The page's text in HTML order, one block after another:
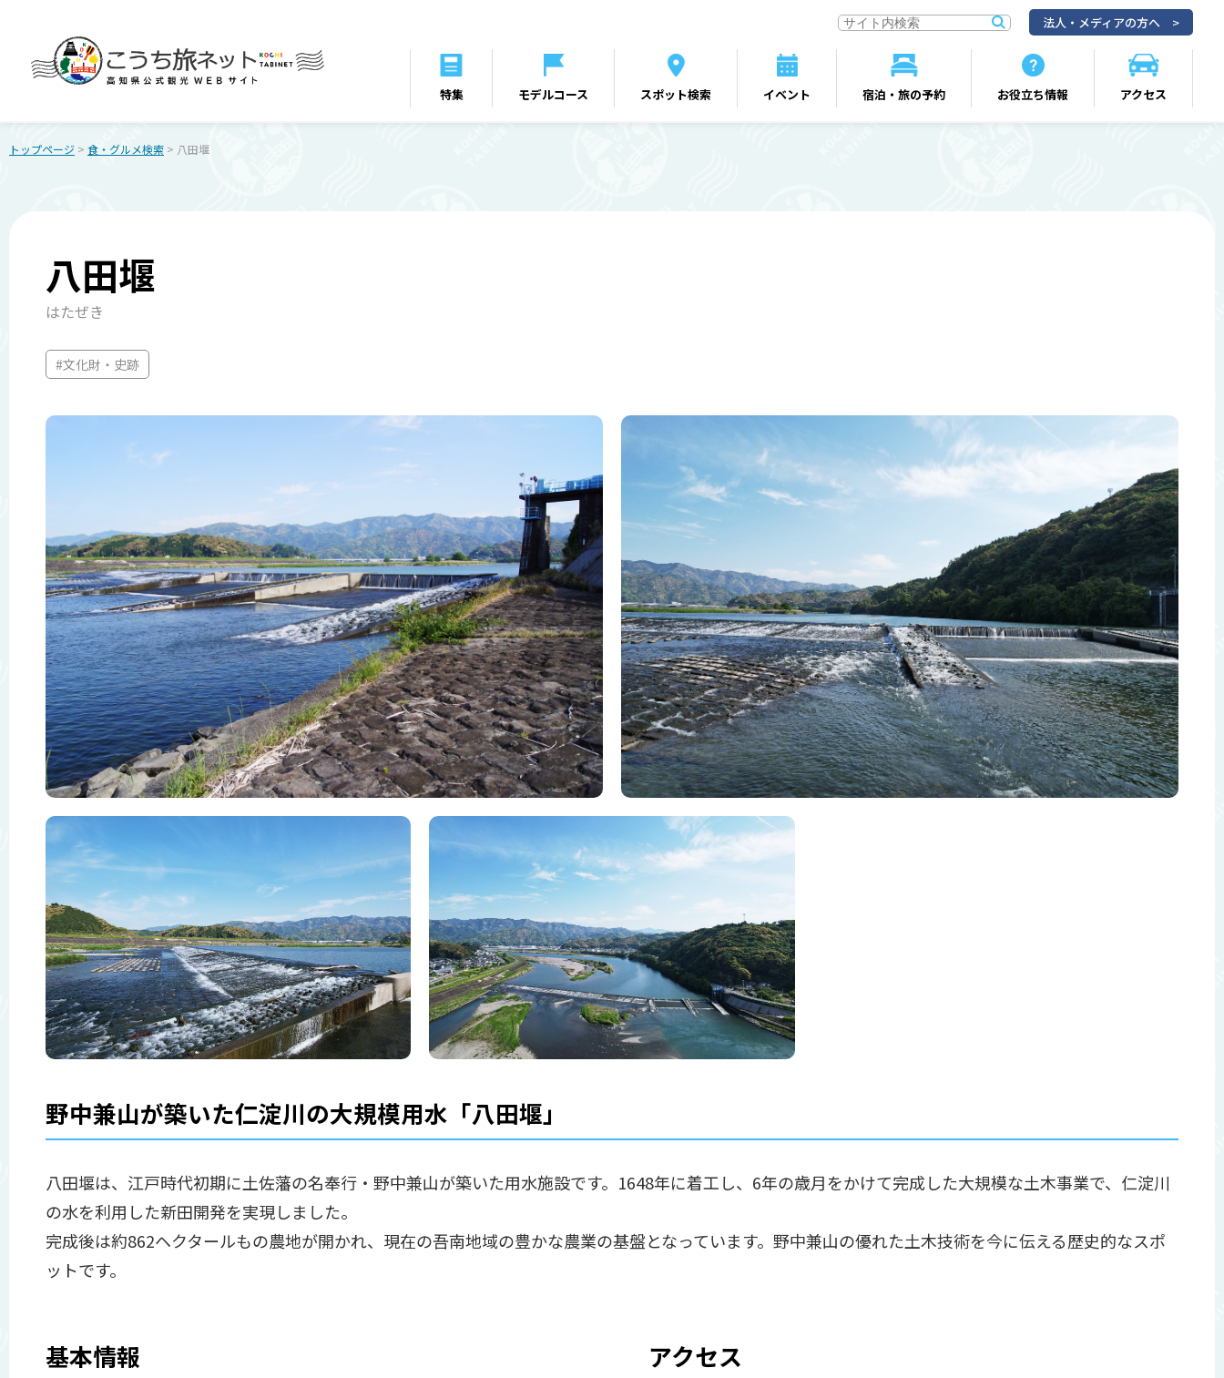
特集 モデルコース スポット検索 イベント 宿泊・旅の予約 お役立ち情報 アクセス
法人・メディアの方へ
トップページ > 食・グルメ検索 > 八田堰
八田堰
はたぜき
#文化財・史跡
野中兼山が築いた仁淀川の大規模用水「八田堰」
八田堰は、江戸時代初期に土佐藩の名奉行・野中兼山が築いた用水施設です。1648年に着工し、6年の歳月をかけて完成した大規模な土木事業で、仁淀川
の水を利用した新田開発を実現しました。
完成後は約862ヘクタールもの農地が開かれ、現在の吾南地域の豊かな農業の基盤となっています。野中兼山の優れた土木技術を今に伝える歴史的なスポ
ットです。
基本情報 アクセス